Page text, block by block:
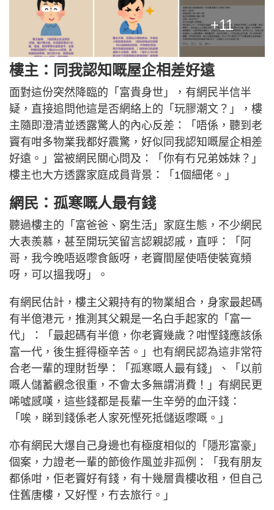
+11
樓主：同我認知嘅屋企相差好遠
面對這份突然降臨的「富貴身世」，有網民半信半
疑，直接追問他這是否網絡上的「玩膠潮文？」，樓
主隨即澄清並透露驚人的內心反差：「唔係，聽到老
竇有咁多物業我都好震驚，好似同我認知嘅屋企相差
好遠。」當被網民關心問及：「你有冇兄弟姊妹？」
樓主也大方透露家庭成員背景：「1個細佬。」
網民：孤寒嘅人最有錢
聽過樓主的「富爸爸、窮生活」家庭生態，不少網民
大表羨慕，甚至開玩笑留言認親認戚，直呼：「阿
哥，我今晚唔返嚟食飯呀，老竇間屋使唔使裝寬頻
呀，可以搵我呀」。
有網民估計，樓主父親持有的物業組合，身家最起碼
有半億港元，推測其父親是一名白手起家的「富一
代」：「最起碼有半億，你老竇幾歲？咁慳錢應該係
富一代，後生捱得極辛苦。」也有網民認為這非常符
合老一輩的理財哲學：「孤寒嘅人最有錢」、「以前
嘅人儲蓄觀念很重，不會太多無謂消費！」有網民更
唏噓感嘆，這些錢都是長輩一生辛勞的血汗錢：
「唉，睇到錢係老人家死慳死抵儲返嚟嘅。」
亦有網民大爆自己身邊也有極度相似的「隱形富豪」
個案，力證老一輩的節儉作風並非孤例：「我有朋友
都係咁，佢老竇好有錢，有十幾層貴樓收租，但自己
住舊唐樓，又好慳，冇去旅行。」